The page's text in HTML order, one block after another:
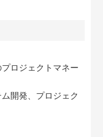
ロジェクトマネー
開発、プロジェク